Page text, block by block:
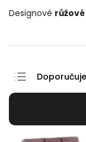
Designové
Nejlevnější